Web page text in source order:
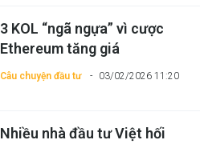
Câu chuyện đầu tư 03/02/2026 11:20
3 KOL “ngã ngựa” vì cược
Ethereum tăng giá
Nhiều nhà đầu tư Việt hối